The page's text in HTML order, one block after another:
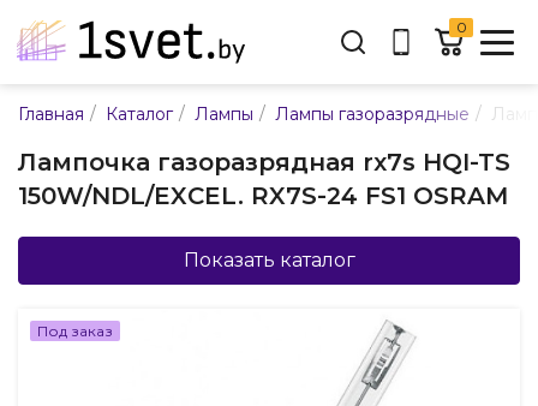
Адрес:
ул. Каменногорская, 45
Время работы:
Пн-пт с 9:00 до 17:30
E-mail:
info@mpsnab.by
Заказать звонок
0
Главная / Каталог / Лампы / Лампы газоразрядные /
Лампочка газоразрядная rх7s HQI-TS
150W/NDL/EXCEL. RX7S-24 FS1 OSRAM
Показать каталог
Под заказ